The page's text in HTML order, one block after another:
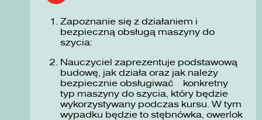
Zapoznanie się z działaniem i
bezpieczną obsługą maszyny do
szycia:
Nauczyciel zaprezentuje podstawową
budowę, jak działa oraz jak należy
bezpiecznie obsługiwać konkretny
typ maszyny do szycia, który będzie
wykorzystywany podczas kursu. W tym
wypadku będzie to stębnówka, owerlok